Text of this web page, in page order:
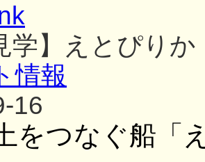
学】えとぴりか
情報
16
をつなぐ船「